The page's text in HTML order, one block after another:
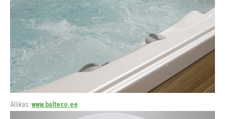
Allikas: www.balteco.ee